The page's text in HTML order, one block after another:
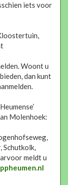
iets voor
Woont u
dan kunt
Molenhoek:
Schutkolk,
meldt u